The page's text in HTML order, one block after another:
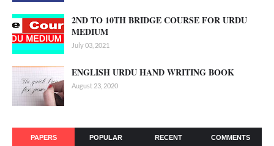
2ND TO 10TH BRIDGE COURSE FOR URDU
MEDIUM
July 03, 2021
ENGLISH URDU HAND WRITING BOOK
August 23, 2020
PAPERS POPULAR RECENT COMMENTS